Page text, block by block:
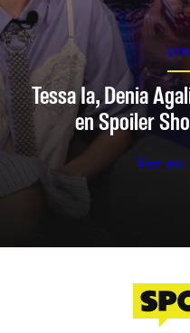
Tessa Ia, Denia
en Spoiler
Ver en